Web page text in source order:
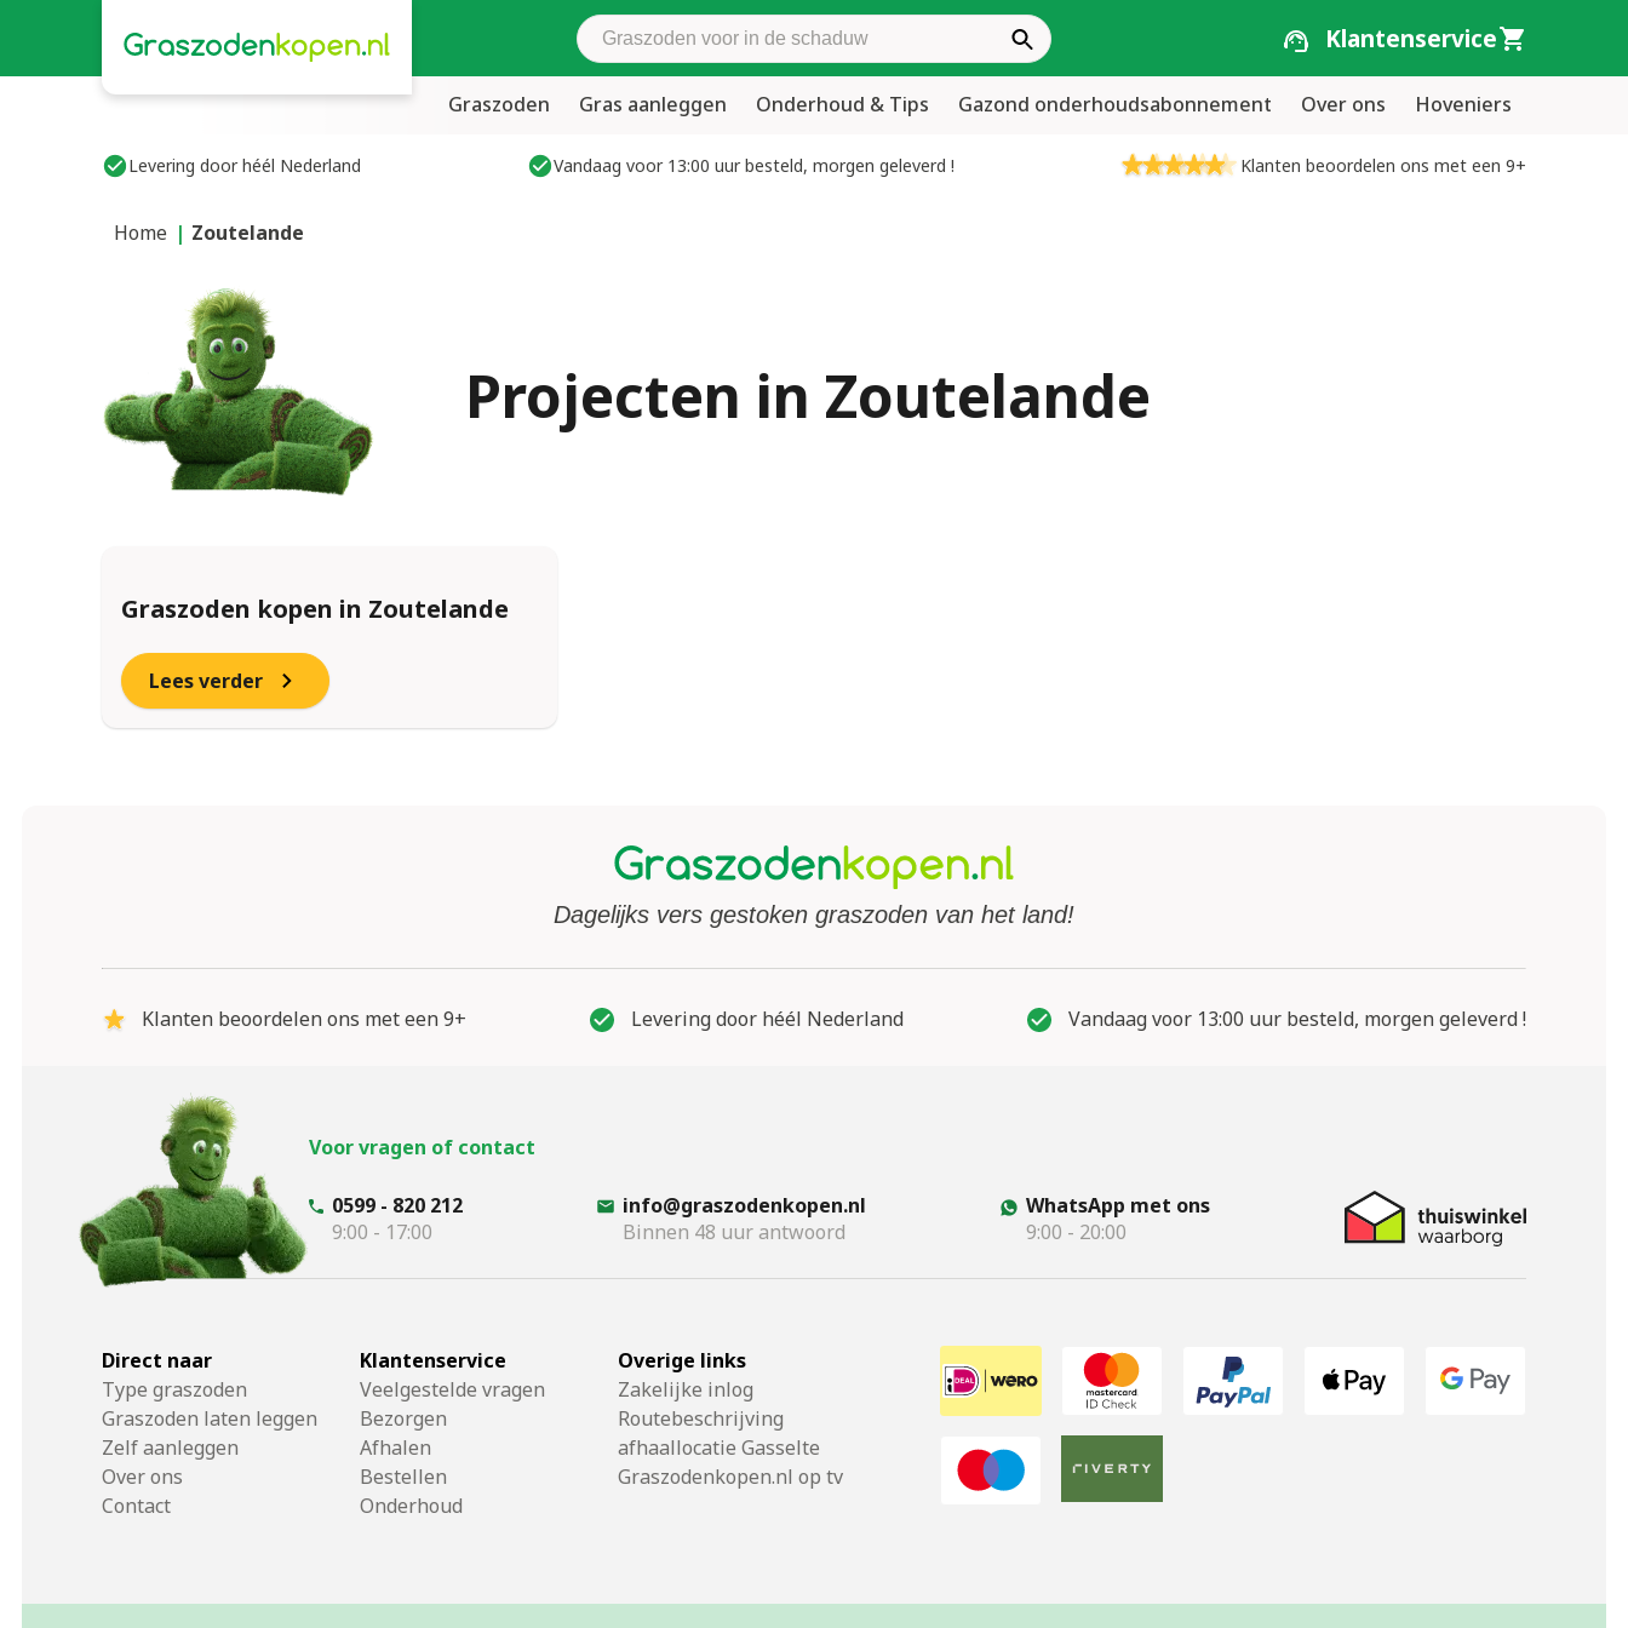
Zoek graszoden Klantenservice
Graszoden Gras aanleggen Onderhoud & Tips Gazond onderhoudsabonnement Over ons Hoveniers
Levering door héél Nederland Vandaag voor 13:00 uur besteld, morgen geleverd ! Klanten beoordelen ons met een 9+
Home Zoutelande
Projecten in Zoutelande
Graszoden kopen in Zoutelande
Lees verder
Dagelijks vers gestoken graszoden van het land!
Klanten beoordelen ons met een 9+ Levering door héél Nederland Vandaag voor 13:00 uur besteld, morgen geleverd !
Voor vragen of contact
0599 - 820 212
9:00 - 17:00
info@graszodenkopen.nl
Binnen 48 uur antwoord
WhatsApp met ons
9:00 - 20:00
Direct naar
Type graszoden
Graszoden laten leggen
Zelf aanleggen
Over ons
Contact
Klantenservice
Veelgestelde vragen
Bezorgen
Afhalen
Bestellen
Onderhoud
Overige links
Zakelijke inlog
Routebeschrijving
afhaallocatie Gasselte
Graszodenkopen.nl op tv